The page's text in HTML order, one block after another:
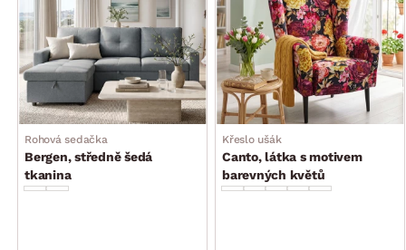
Rohová sedačka
Bergen, středně šedá
tkanina
Křeslo ušák
Canto, látka s motivem
barevných květů